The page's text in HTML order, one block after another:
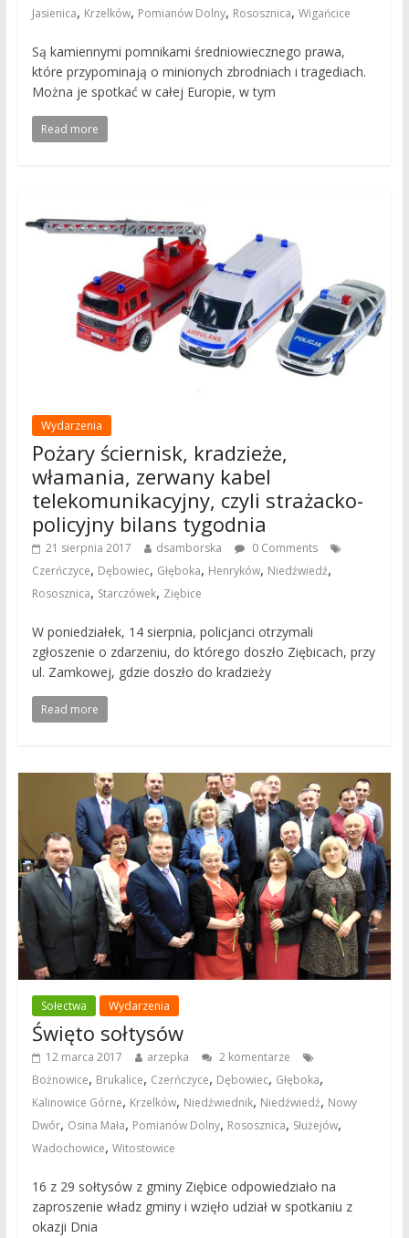
Jasienica, Krzelków, Pomianów Dolny, Rososznica, Wigańcice
Są kamiennymi pomnikami średniowiecznego prawa,
które przypominają o minionych zbrodniach i tragediach.
Można je spotkać w całej Europie, w tym
Read more
Wydarzenia
Pożary ściernisk, kradzieże,
włamania, zerwany kabel
telekomunikacyjny, czyli strażacko-
policyjny bilans tygodnia
21 sierpnia 2017 dsamborska
0 Comments
Czerńczyce, Dębowiec, Głęboka, Henryków, Niedźwiedź,
Rososznica, Starczówek, Ziębice
W poniedziałek, 14 sierpnia, policjanci otrzymali
zgłoszenie o zdarzeniu, do którego doszło Ziębicach, przy
ul. Zamkowej, gdzie doszło do kradzieży
Read more
Sołectwa Wydarzenia
Święto sołtysów
12 marca 2017 arzepka
2 komentarze
Bożnowice, Brukalice, Czerńczyce, Dębowiec, Głęboka,
Kalinowice Górne, Krzelków, Niedźwiednik, Niedźwiedź, Nowy
Dwór, Osina Mała, Pomianów Dolny, Rososznica, Służejów,
Wadochowice, Witostowice
16 z 29 sołtysów z gminy Ziębice odpowiedziało na
zaproszenie władz gminy i wzięło udział w spotkaniu z
okazji Dnia